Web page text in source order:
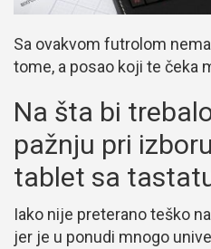
Sa ovakvom futrolom
tome, a posao koji te čeka
Na šta bi
pažnju pri
tablet sa
Iako nije preterano teško
jer je u ponudi mnogo